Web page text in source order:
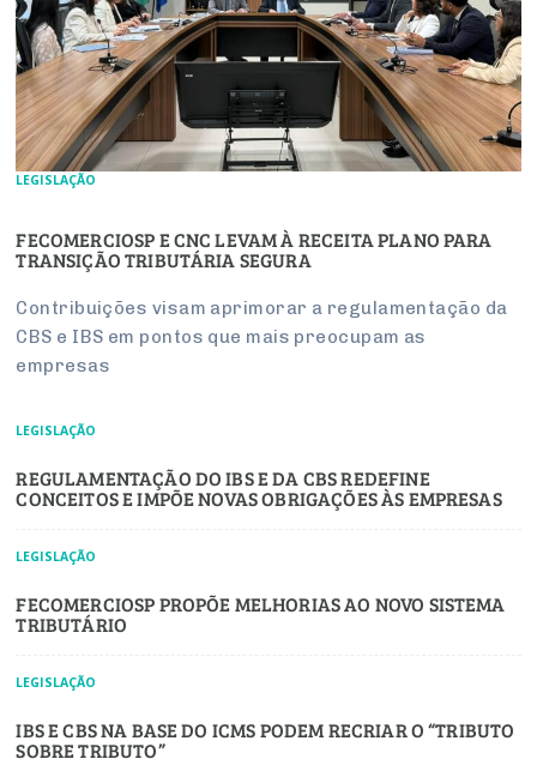
LEGISLAÇÃO
FECOMERCIOSP E CNC LEVAM À RECEITA PLANO PARA
TRANSIÇÃO TRIBUTÁRIA SEGURA
Contribuições visam aprimorar a regulamentação da
CBS e IBS em pontos que mais preocupam as
empresas
LEGISLAÇÃO
REGULAMENTAÇÃO DO IBS E DA CBS REDEFINE
CONCEITOS E IMPÕE NOVAS OBRIGAÇÕES ÀS EMPRESAS
LEGISLAÇÃO
FECOMERCIOSP PROPÕE MELHORIAS AO NOVO SISTEMA
TRIBUTÁRIO
LEGISLAÇÃO
IBS E CBS NA BASE DO ICMS PODEM RECRIAR O “TRIBUTO
SOBRE TRIBUTO”